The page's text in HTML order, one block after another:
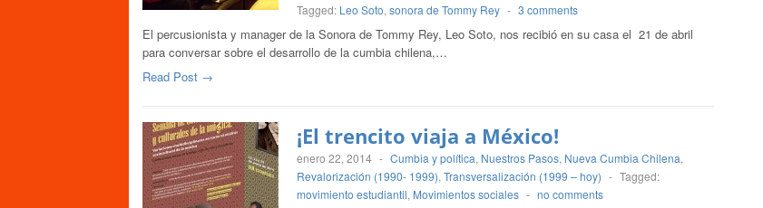
Tagged: Leo Soto, sonora de Tommy Rey - 3 comments
El percusionista y manager de la Sonora de Tommy Rey, Leo Soto, nos recibió en su casa el 21 de abril
para conversar sobre el desarrollo de la cumbia chilena,…
Read Post →
¡El trencito viaja a México!
enero 22, 2014 - Cumbia y política, Nuestros Pasos, Nueva Cumbia Chilena,
Revalorización (1990- 1999), Transversalización (1999 – hoy) - Tagged:
movimiento estudiantil, Movimientos sociales - no comments